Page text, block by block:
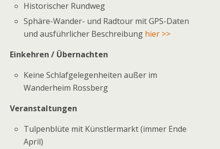
Historischer Rundweg
Sphäre-Wander- und Radtour mit GPS-Daten
und ausführlicher Beschreibung hier >>
Einkehren / Übernachten
Keine Schlafgelegenheiten außer im
Wanderheim Rossberg
Veranstaltungen
Tulpenblüte mit Künstlermarkt (immer Ende
April)